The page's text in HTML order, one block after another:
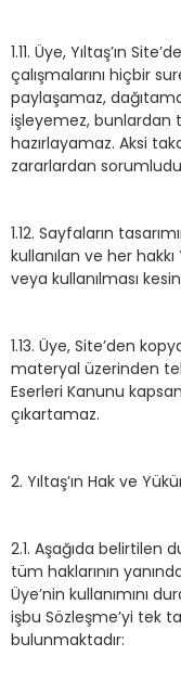
1.11. Üye, Yıltaş’ın
çalışmalarını hiçbir
paylaşamaz,
işleyemez, bunlardan
hazırlayamaz. Aksi
zararlardan
1.12. Sayfaların
kullanılan ve her hakkı
veya kullanılması
1.13. Üye, Site’den
materyal üzerinden
Eserleri Kanunu
çıkartamaz.
2. Yıltaş’ın Hak ve
2.1. Aşağıda belirtilen
tüm haklarının
Üye’nin kullanımını
işbu Sözleşme’yi tek
bulunmaktadır: